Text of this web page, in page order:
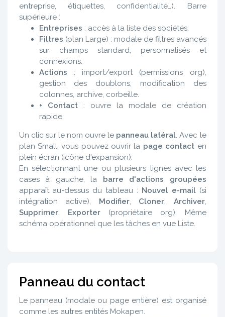
entreprise, étiquettes, confidentialité…). Barre
supérieure :
Entreprises : accès à la liste des sociétés.
Filtres (plan Large) : modale de filtres avancés
sur champs standard, personnalisés et
connexions.
Actions : import/export (permissions org),
gestion des doublons, modification des
colonnes, archive, corbeille.
+ Contact : ouvre la modale de création
rapide.
Un clic sur le nom ouvre le panneau latéral. Avec le
plan Small, vous pouvez ouvrir la page contact en
plein écran (icône d'expansion).
En sélectionnant une ou plusieurs lignes avec les
cases à gauche, la barre d'actions groupées
apparaît au-dessus du tableau : Nouvel e-mail(si
intégration active), Modifier, Cloner, Archiver,
Supprimer, Exporter(propriétaire org). Même
schéma opérationnel que les tâches en vue Liste.
Panneau du contact
Le panneau (modale ou page entière) est organisé
comme les autres entités Mokapen.